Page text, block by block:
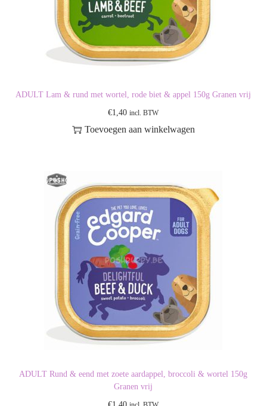
ADULT Lam & rund met wortel, rode biet & appel 150g Granen vrij
€1,40 incl. BTW
Toevoegen aan winkelwagen
ADULT Rund & eend met zoete aardappel, broccoli & wortel 150g
Granen vrij